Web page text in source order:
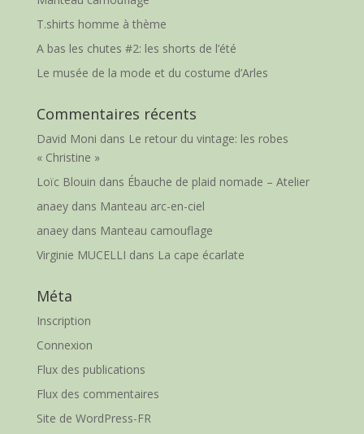
T.shirts homme à thème
A bas les chutes #2: les shorts de l’été
Le musée de la mode et du costume d’Arles
Commentaires récents
David Moni dans Le retour du vintage: les robes
« Christine »
Loïc Blouin dans Ébauche de plaid nomade – Atelier
anaeydans Manteau arc-en-ciel
anaeydans Manteau camouflage
Virginie MUCELLI dans La cape écarlate
Méta
Inscription
Connexion
Flux des publications
Flux des commentaires
Site de WordPress-FR